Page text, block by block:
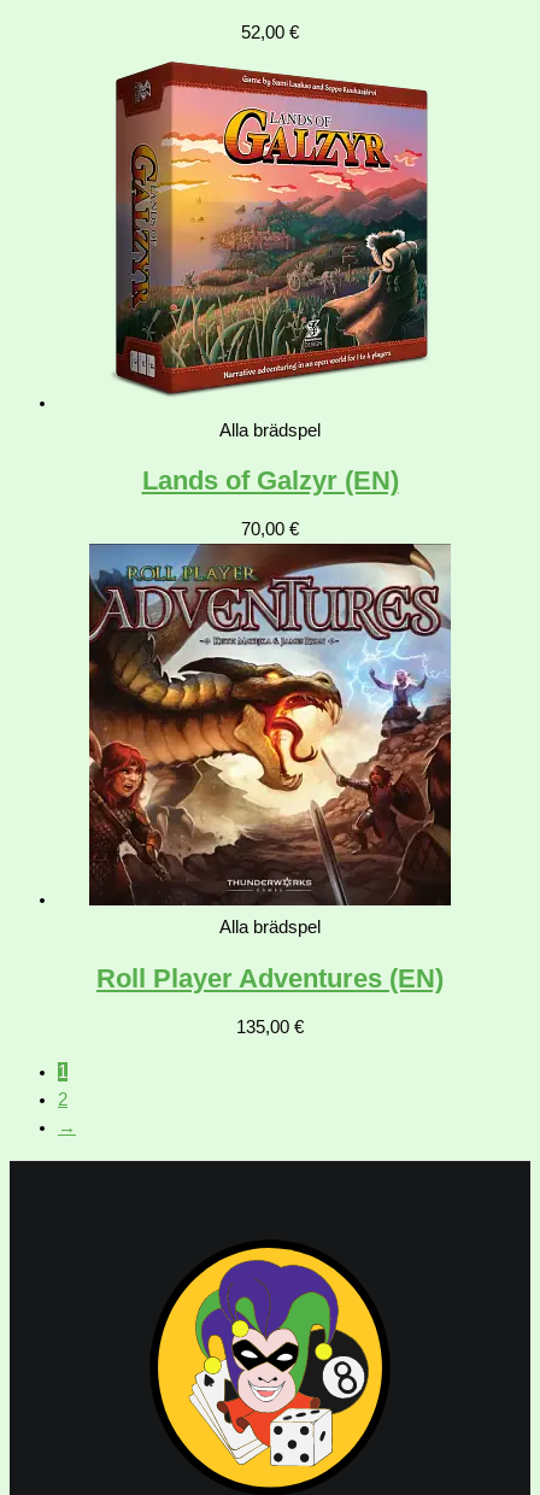
52,00 €
Alla brädspel
Lands of Galzyr (EN)
70,00 €
Alla brädspel
Roll Player Adventures (EN)
135,00 €
1
2
→